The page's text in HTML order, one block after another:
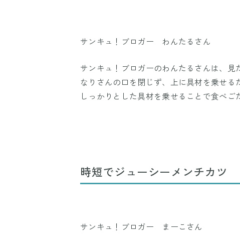
サンキュ！ブロガー わんたるさん
サンキュ！ブロガーのわんたるさんは、
なりさんの口を閉じず、上に具材を乗せ
しっかりとした具材を乗せることで食べご
時短でジューシーメンチカツ
サンキュ！ブロガー まーこさん